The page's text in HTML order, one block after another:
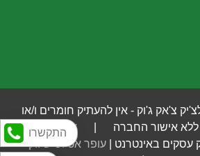
התקשרו
צ'אק ג'וק - אין להעתיק חומרים ו/או
ללא אישור החברה |איי לוג'יק- |
עסקים באינטרנט | עופר אטלס שיווק